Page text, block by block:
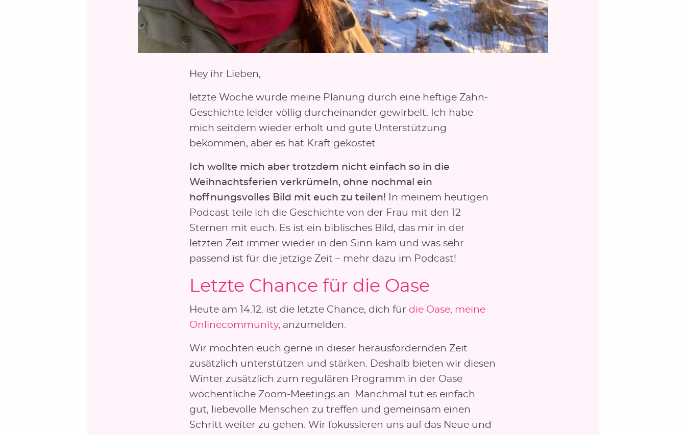
Hey ihr Lieben,
letzte Woche wurde meine Planung durch eine heftige Zahn-
Geschichte leider völlig durcheinander gewirbelt. Ich habe
mich seitdem wieder erholt und gute Unterstützung
bekommen, aber es hat Kraft gekostet.
Ich wollte mich aber trotzdem nicht einfach so in die
Weihnachtsferien verkrümeln, ohne nochmal ein
hoffnungsvolles Bild mit euch zu teilen! In meinem heutigen
Podcast teile ich die Geschichte von der Frau mit den 12
Sternen mit euch. Es ist ein biblisches Bild, das mir in der
letzten Zeit immer wieder in den Sinn kam und was sehr
passend ist für die jetzige Zeit – mehr dazu im Podcast!
Letzte Chance für die Oase
Heute am 14.12. ist die letzte Chance, dich für die Oase, meine
Onlinecommunity, anzumelden.
Wir möchten euch gerne in dieser herausfordernden Zeit
zusätzlich unterstützen und stärken. Deshalb bieten wir diesen
Winter zusätzlich zum regulären Programm in der Oase
wöchentliche Zoom-Meetings an. Manchmal tut es einfach
gut, liebevolle Menschen zu treffen und gemeinsam einen
Schritt weiter zu gehen. Wir fokussieren uns auf das Neue und